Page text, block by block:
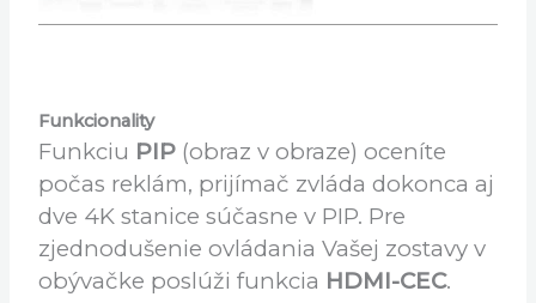
Funkcionality
FunkciuPIP(obraz v obraze) oceníte